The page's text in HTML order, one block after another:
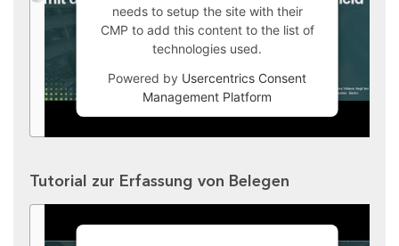
needs to setup the site with their
CMP to add this content to the list of
technologies used.
Powered by Usercentrics Consent
Management Platform
Tutorial zur Erfassung von Belegen